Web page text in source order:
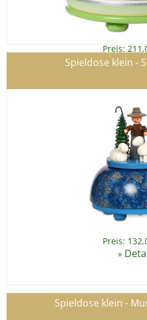
Preis:
»
Spieldose klein -
Preis:
»
Spieldose klein -